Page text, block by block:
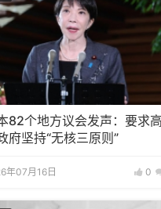
82个地方议会发声：要求
府坚持“无核三原则”
年07月16日 0